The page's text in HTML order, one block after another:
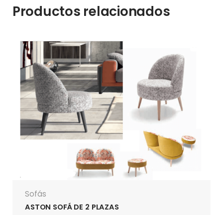
Productos relacionados
Sofás
ASTON SOFÁ DE 2 PLAZAS